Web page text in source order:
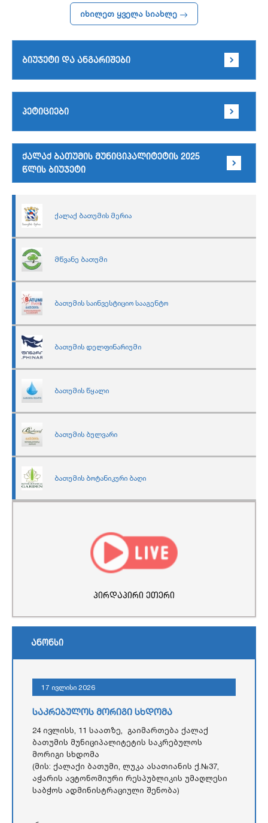
ბიუჯეტი და ანგარიშები
პეტიციები
ქალაქ ბათუმის მუნიციპალიტეტის 2025
წლის ბიუჯეტი
ქალაქ ბათუმის მერია
მწვანე ბათუმი
ბათუმის საინვესტიციო სააგენტო
ბათუმის დელფინარიუმი
ბათუმის წყალი
ბათუმის ბულვარი
ბათუმის ბოტანიკური ბაღი
იხილეთ ყველა სიახლე
პირდაპირი ეთერი
ანონსი
17 ივლისი 2026
საკრებულოს მორიგი სხდომა
24 ივლისს, 11 საათზე, გაიმართება ქალაქ
ბათუმის მუნიციპალიტეტის საკრებულოს
მორიგი სხდომა
(მის: ქალაქი ბათუმი, ლუკა ასათიანის ქ.№37,
აჭარის ავტონომიური რესპუბლიკის უმაღლესი
საბჭოს ადმინისტრაციული შენობა)